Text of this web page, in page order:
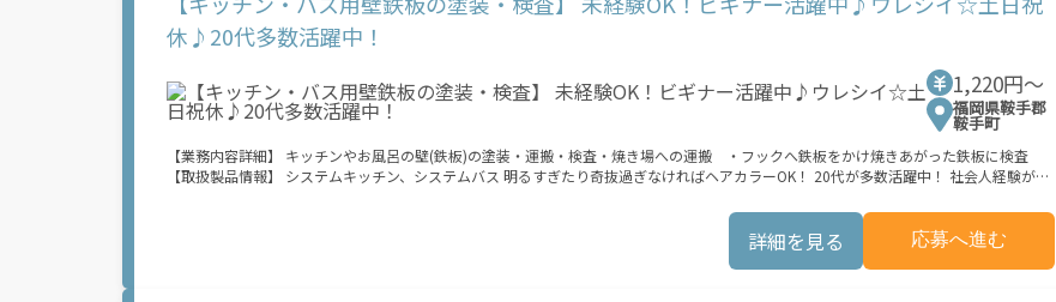
ント！ 期間限定で金額増加キャンペーン中！ お友だちを誘っておこづかいGETしよう！ ※全て規定・支払条件有 ―――――――――――――――――――――――― 8/7(金) ■9:00～20:00
8/8(土) ～ 8/12(水) ■9:00～18:00 8/13（木）～ 8/16（日） 夏季休業期間のため、電話での応募受付はお休みです。 WEB応募は24ｈ受
休♪20代多数活躍中！
1,220円〜
福岡県鞍手郡
鞍手町
【業務内容詳細】 キッチンやお風呂の壁(鉄板)の塗装・運搬・検査・焼き場への運搬 ・フックへ鉄板をかけ焼きあがった鉄板に検査
【取扱製品情報】 システムキッチン、システムバス 明るすぎたり奇抜過ぎなければヘアカラーOK！ 20代が多数活躍中！ 社会人経験が浅
業は月20時間以上あります♪ ≪週休2日制≫ 週末は家族や友人と一緒にプライベート満喫！ ≪髪型自由≫ 基本的に髪色自由で明るすぎた
り奇抜でなければOKです！ (規定有) ≪ラクラク制服アリ≫ 制服があるので、毎日の服装の悩み解消♪ ≪未経験の方も大カンゲイ≫ 新し
いことにチャレンジするのは不安だけど、しっかり働く環境が整っています！ イチからスキルUP・ステップUP目指していきましょう！
詳細を見る 応募へ進む